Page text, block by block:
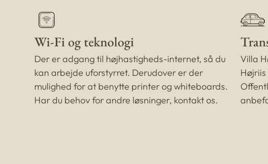
Wi-Fi og teknologi
Der er adgang til højhastigheds-internet, så du
kan arbejde uforstyrret. Derudover er der
mulighed for at benytte printer og whiteboards.
Har du behov for andre løsninger, kontakt os.
Villa